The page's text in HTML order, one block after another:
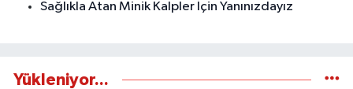
Sağlıkla Atan Minik Kalpler İçin Yanınızdayız
Yükleniyor...